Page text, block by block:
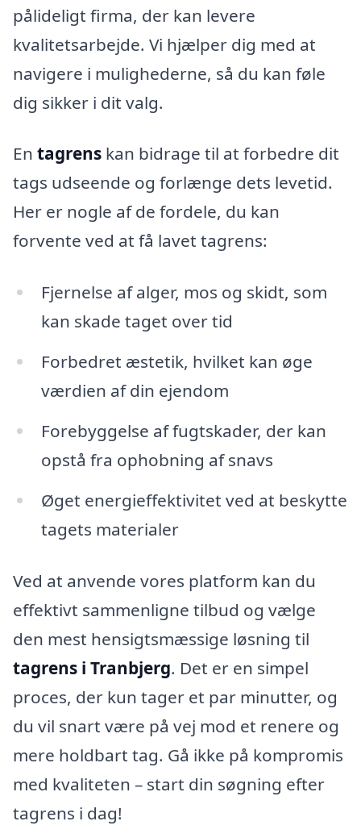
pålideligt firma, der kan levere
kvalitetsarbejde. Vi hjælper dig med at
navigere i mulighederne, så du kan føle
dig sikker i dit valg.
En tagrens kan bidrage til at forbedre dit
tags udseende og forlænge dets levetid.
Her er nogle af de fordele, du kan
forvente ved at få lavet tagrens:
Fjernelse af alger, mos og skidt, som
kan skade taget over tid
Forbedret æstetik, hvilket kan øge
værdien af din ejendom
Forebyggelse af fugtskader, der kan
opstå fra ophobning af snavs
Øget energieffektivitet ved at beskytte
tagets materialer
Ved at anvende vores platform kan du
effektivt sammenligne tilbud og vælge
den mest hensigtsmæssige løsning til
tagrens i Tranbjerg. Det er en simpel
proces, der kun tager et par minutter, og
du vil snart være på vej mod et renere og
mere holdbart tag. Gå ikke på kompromis
med kvaliteten – start din søgning efter
tagrens i dag!